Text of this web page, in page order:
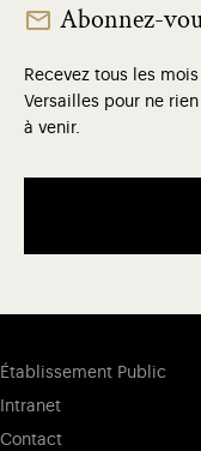
Abonnez-
Recevez tous les
Versailles pour ne
à venir.
Établissement Public
Intranet
Contact